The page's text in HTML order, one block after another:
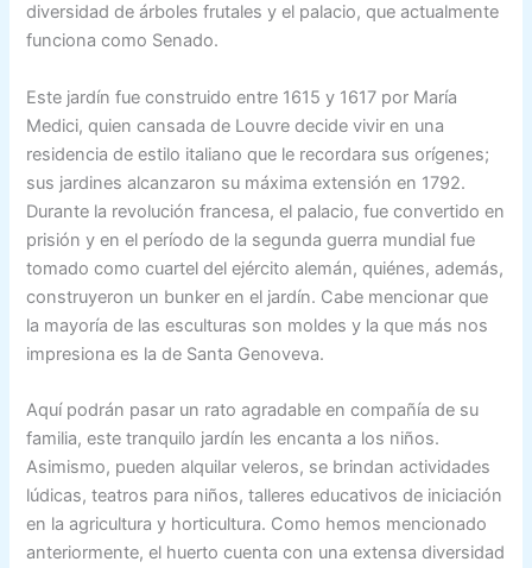
diversidad de árboles frutales y el palacio, que actualmente
funciona como Senado.
Este jardín fue construido entre 1615 y 1617 por María
Medici, quien cansada de Louvre decide vivir en una
residencia de estilo italiano que le recordara sus orígenes;
sus jardines alcanzaron su máxima extensión en 1792.
Durante la revolución francesa, el palacio, fue convertido en
prisión y en el período de la segunda guerra mundial fue
tomado como cuartel del ejército alemán, quiénes, además,
construyeron un bunker en el jardín. Cabe mencionar que
la mayoría de las esculturas son moldes y la que más nos
impresiona es la de Santa Genoveva.
Aquí podrán pasar un rato agradable en compañía de su
familia, este tranquilo jardín les encanta a los niños.
Asimismo, pueden alquilar veleros, se brindan actividades
lúdicas, teatros para niños, talleres educativos de iniciación
en la agricultura y horticultura. Como hemos mencionado
anteriormente, el huerto cuenta con una extensa diversidad